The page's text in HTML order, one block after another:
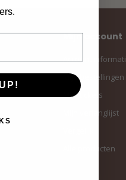
Mijn account
Account
Mijn bestellingen
Mijn tickets
Mijn verlanglijst
Alle producten